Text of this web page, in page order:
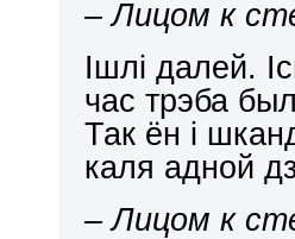
– Лицом к
Ішлі далей.
час трэба
Так ён і
каля адной
– Лицом к